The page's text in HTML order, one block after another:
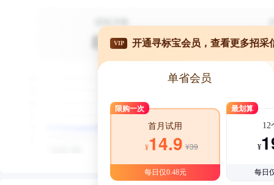
VIP 开通寻标宝会员，查看更多招采
单省会员
限购一次
首月试用
¥14.9 ¥39
每日仅0.48元
最划算
12
¥
每日